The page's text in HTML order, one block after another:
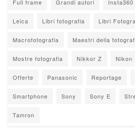
Full frame Grandi autori Insta360
Leica Libri fotografia Libri
Macrofotografia Maestri della
Mostre fotografia Nikkor Z Nikon
Offerte Panasonic Reportage
Smartphone Sony Sony E
Tamron